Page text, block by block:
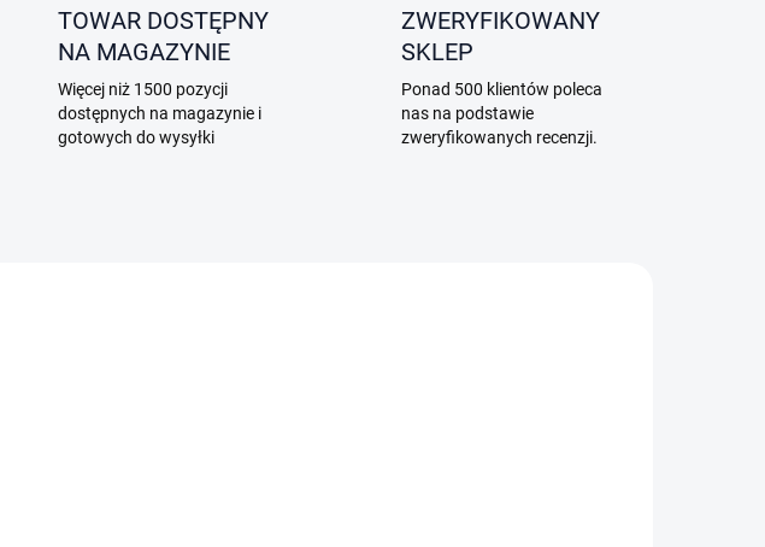
TOWAR DOSTĘPNY
NA MAGAZYNIE
Więcej niż 1500 pozycji
dostępnych na magazynie i
gotowych do wysyłki
ZWERYFIKOWANY
SKLEP
Ponad 500 klientów poleca
nas na podstawie
zweryfikowanych recenzji.